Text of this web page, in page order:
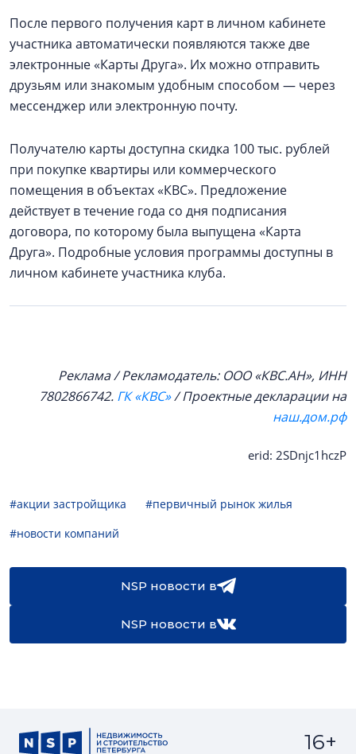
После первого получения карт в личном кабинете
участника автоматически появляются также две
электронные «Карты Друга». Их можно отправить
друзьям или знакомым удобным способом — через
мессенджер или электронную почту.
Получателю карты доступна скидка 100 тыс. рублей
при покупке квартиры или коммерческого
помещения в объектах «КВС». Предложение
действует в течение года со дня подписания
договора, по которому была выпущена «Карта
Друга». Подробные условия программы доступны в
личном кабинете участника клуба.
Реклама / Рекламодатель: ООО «КВС.АН», ИНН
7802866742. ГК «КВС»/ Проектные декларации на
наш.дом.рф
erid: 2SDnjc1hczP
#акции застройщика
#первичный рынок жилья
#новости компаний
NSP новости в
NSP новости в
16+